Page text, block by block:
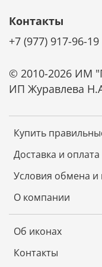
обладает особой
воздействию, оно
блеск в течение
Дополнительную
икону от царапин
Ценные породы
основа иконы,
надолго
Купить
Доставка и оплата
Условия обмена и
О компании
Об иконах
Контакты
Контакты
+7 (977) 917-96-19
© 2010-2026 ИМ
ИП Журавлева